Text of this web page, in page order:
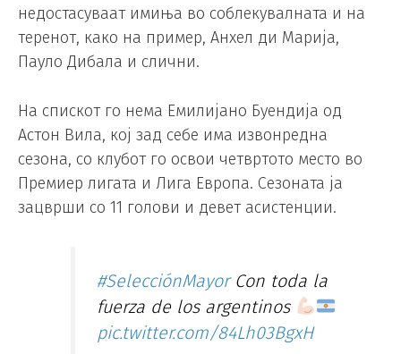
недостасуваат имиња во соблекувалната и на
теренот, како на пример, Анхел ди Марија,
Пауло Дибала и слични.
На спискот го нема Емилијано Буендија од
Астон Вила, кој зад себе има извонредна
сезона, со клубот го освои четвртото место во
Премиер лигата и Лига Европа. Сезоната ја
зацврши со 11 голови и девет асистенции.
#SelecciónMayorCon toda la
fuerza de los argentinos
pic.twitter.com/84Lh03BgxH